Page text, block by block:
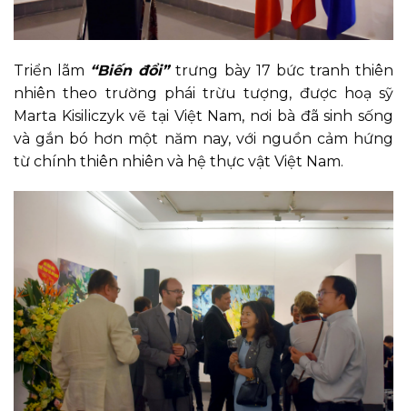
Triển lãm “Biến đổi”trưng bày 17 bức tranh thiên
nhiên theo trường phái trừu tượng, được hoạ sỹ
Marta Kisiliczyk vẽ tại Việt Nam, nơi bà đã sinh sống
và gắn bó hơn một năm nay, với nguồn cảm hứng
từ chính thiên nhiên và hệ thực vật Việt Nam.